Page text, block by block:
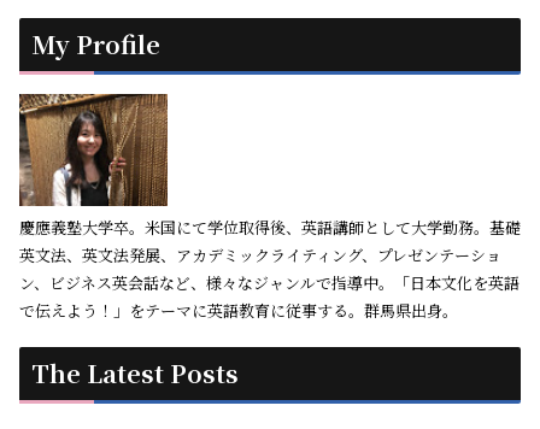
My Profile
慶應義塾大学卒。米国にて学位取得後、英語講師として大学勤務。基礎
英文法、英文法発展、アカデミックライティング、プレゼンテーショ
ン、ビジネス英会話など、様々なジャンルで指導中。「日本文化を英語
で伝えよう！」をテーマに英語教育に従事する。群馬県出身。
The Latest Posts